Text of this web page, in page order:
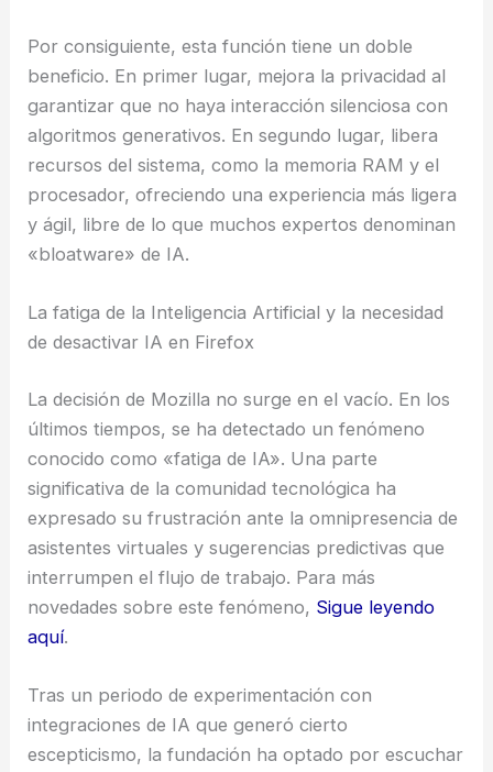
Por consiguiente, esta función tiene un doble
beneficio. En primer lugar, mejora la privacidad al
garantizar que no haya interacción silenciosa con
algoritmos generativos. En segundo lugar, libera
recursos del sistema, como la memoria RAM y el
procesador, ofreciendo una experiencia más ligera
y ágil, libre de lo que muchos expertos denominan
«bloatware» de IA.
La fatiga de la Inteligencia Artificial y la necesidad
de desactivar IA en Firefox
La decisión de Mozilla no surge en el vacío. En los
últimos tiempos, se ha detectado un fenómeno
conocido como «fatiga de IA». Una parte
significativa de la comunidad tecnológica ha
expresado su frustración ante la omnipresencia de
asistentes virtuales y sugerencias predictivas que
interrumpen el flujo de trabajo. Para más
novedades sobre este fenómeno, Sigue leyendo
aquí.
Tras un periodo de experimentación con
integraciones de IA que generó cierto
escepticismo, la fundación ha optado por escuchar